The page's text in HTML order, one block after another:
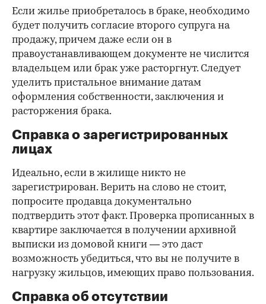
Если жилье приобреталось в браке, необходимо
будет получить согласие второго супруга на
продажу, причем даже если он в
правоустанавливающем документе не числится
владельцем или брак уже расторгнут. Следует
уделить пристальное внимание датам
оформления собственности, заключения и
расторжения брака.
Справка о зарегистрированных
лицах
Идеально, если в жилище никто не
зарегистрирован. Верить на слово не стоит,
попросите продавца документально
подтвердить этот факт. Проверка прописанных в
квартире заключается в получении архивной
выписки из домовой книги — это даст
возможность убедиться, что вы не получите в
нагрузку жильцов, имеющих право пользования.
Справка об отсутствии